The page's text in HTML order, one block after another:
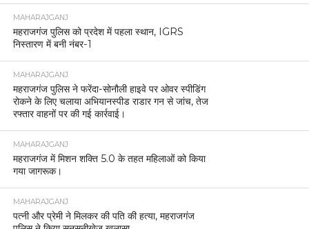
MAHARAJGANJ
महराजगंज पुलिस को प्रदेश में पहला स्थान, IGRS
निस्तारण में बनी नंबर-1
MAHARAJGANJ
महराजगंज पुलिस ने फरेंदा-सोनौली हाइवे पर ओवर स्पीडिंग
रोकने के लिए चलाया अभियानस्पीड राडार गन से जांच, तेज
रफ्तार वाहनों पर की गई कार्रवाई।
MAHARAJGANJ
महराजगंज में मिशन शक्ति 5.0 के तहत महिलाओं को किया
गया जागरूक।
MAHARAJGANJ
पत्नी और प्रेमी ने मिलकर की पति की हत्या, महराजगंज